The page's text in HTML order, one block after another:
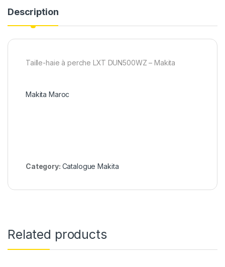
Description
Taille-haie à perche LXT DUN500WZ – Makita
Makita Maroc
Category: Catalogue Makita
Related products